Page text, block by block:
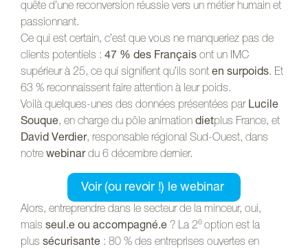
quête d’une reconversion réussie vers un métier humain et
passionnant.
Ce qui est certain, c’est que vous ne manqueriez pas de
clients potentiels : 47 % des Français ont un IMC
supérieur à 25, ce qui signifient qu’ils sont en surpoids. Et
63 % reconnaissent faire attention à leur poids.
Voilà quelques-unes des données présentées par Lucile
Souque, en charge du pôle animation dietplus France, et
David Verdier, responsable régional Sud-Ouest, dans
notre webinardu 6 décembre dernier.
Voir (ou revoir !) le webinar
Alors, entreprendre dans le secteur de la minceur, oui,
mais seul.e ou accompagné.e ? La 2e option est la
plus sécurisante : 80 % des entreprises ouvertes en